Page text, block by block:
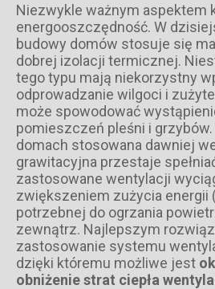
Niezwykle ważnym aspektem
energooszczędność. W
budowy domów stosuje się
dobrej izolacji termicznej.
tego typu mają niekorzystny
odprowadzanie wilgoci i
może spowodować
pomieszczeń pleśni i
domach stosowana dawniej
grawitacyjna przestaje
zastosowane wentylacji
zwiększeniem zużycia energii
potrzebnej do ogrzania
zewnątrz. Najlepszym
zastosowanie systemu
dzięki któremu możliwe jest
obniżenie strat ciepła